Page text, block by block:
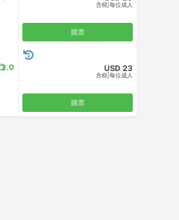
含税 每位成人
購票
3.0 USD 23
含税 每位成人
購票